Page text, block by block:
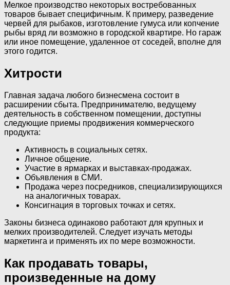
Мелкое производство некоторых востребованных
товаров бывает специфичным. К примеру, разведение
червей для рыбаков, изготовление гумуса или копчение
рыбы вряд ли возможно в городской квартире. Но гараж
или иное помещение, удаленное от соседей, вполне для
этого годится.
Хитрости
Главная задача любого бизнесмена состоит в
расширении сбыта. Предпринимателю, ведущему
деятельность в собственном помещении, доступны
следующие приемы продвижения коммерческого
продукта:
Активность в социальных сетях.
Личное общение.
Участие в ярмарках и выставках-продажах.
Объявления в СМИ.
Продажа через посредников, специализирующихся
на аналогичных товарах.
Консигнация в торговых точках и сетях.
Законы бизнеса одинаково работают для крупных и
мелких производителей. Следует изучать методы
маркетинга и применять их по мере возможности.
Как продавать товары,
произведенные на дому